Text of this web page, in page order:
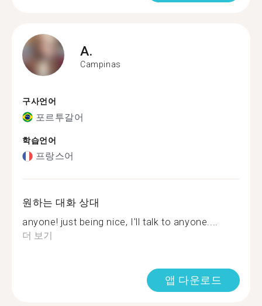
A.
Campinas
구사언어
포르투갈어
학습언어
프랑스어
원하는 대화 상대
anyone! just being nice, I'll talk to anyone....
더 보기
앱 다운로드